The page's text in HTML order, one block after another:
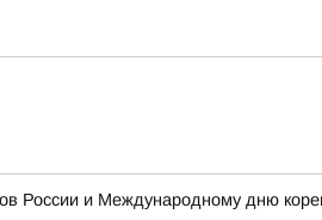
России и Международному дню